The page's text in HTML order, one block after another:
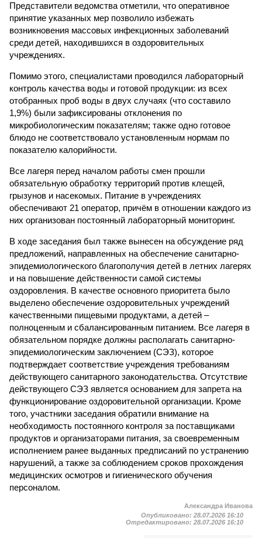
Представители ведомства отметили, что оперативное
принятие указанных мер позволило избежать
возникновения массовых инфекционных заболеваний
среди детей, находившихся в оздоровительных
учреждениях.
Помимо этого, специалистами проводился лабораторный
контроль качества воды и готовой продукции: из всех
отобранных проб воды в двух случаях (что составило
1,9%) были зафиксированы отклонения по
микробиологическим показателям; также одно готовое
блюдо не соответствовало установленным нормам по
показателю калорийности.
Все лагеря перед началом работы смен прошли
обязательную обработку территорий против клещей,
грызунов и насекомых. Питание в учреждениях
обеспечивают 21 оператор, причём в отношении каждого из
них организован постоянный лабораторный мониторинг.
В ходе заседания был также вынесен на обсуждение ряд
предложений, направленных на обеспечение санитарно-
эпидемиологического благополучия детей в летних лагерях
и на повышение действенности самой системы
оздоровления. В качестве основного приоритета было
выделено обеспечение оздоровительных учреждений
качественными пищевыми продуктами, а детей –
полноценным и сбалансированным питанием. Все лагеря в
обязательном порядке должны располагать санитарно-
эпидемиологическим заключением (СЭЗ), которое
подтверждает соответствие учреждения требованиям
действующего санитарного законодательства. Отсутствие
действующего СЭЗ является основанием для запрета на
функционирование оздоровительной организации. Кроме
того, участники заседания обратили внимание на
необходимость постоянного контроля за поставщиками
продуктов и организаторами питания, за своевременным
исполнением ранее выданных предписаний по устранению
нарушений, а также за соблюдением сроков прохождения
медицинских осмотров и гигиенического обучения
персоналом.
Александра Иванова
Опубликовано: 28.07.2026 16:10
Отредактировано: 28.07.2026 16:10